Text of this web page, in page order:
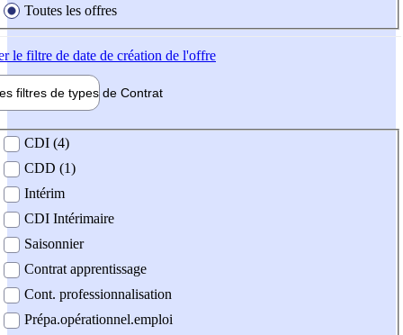
Toutes les offres
le filtre de date de création de l'offre
filtres de types de Contrat
contrat
CDI (4)
CDD (1)
Intérim
CDI Intérimaire
Saisonnier
Contrat apprentissage
Cont. professionnalisation
Prépa.opérationnel.emploi